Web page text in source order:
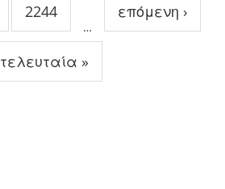
2244
…
επόμενη ›
τελευταία »